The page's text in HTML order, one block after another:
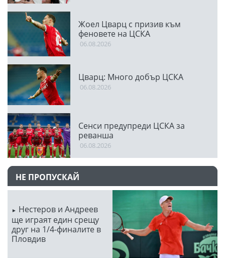
Жоел Цварц с призив към
феновете на ЦСКА
06.08.2026
Цварц: Много добър ЦСКА
06.08.2026
Сенси предупреди ЦСКА за
реванша
06.08.2026
НЕ ПРОПУСКАЙ
Нестеров и Андреев
ще играят един срещу
друг на 1/4-финалите в
Пловдив